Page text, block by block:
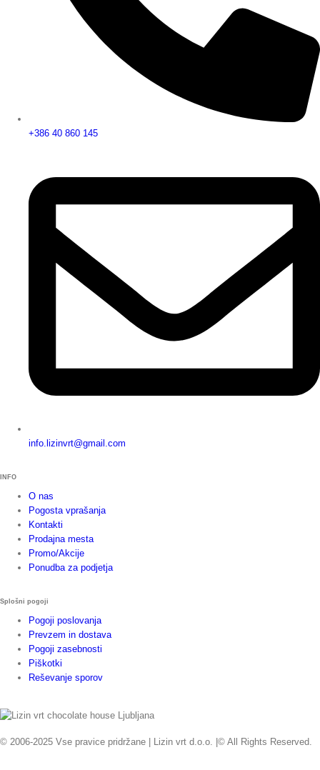
+386 40 860 145
info.lizinvrt@gmail.com
INFO
O nas
Pogosta vprašanja
Kontakti
Prodajna mesta
Promo/Akcije
Ponudba za podjetja
Splošni pogoji
Pogoji poslovanja
Prevzem in dostava
Pogoji zasebnosti
Piškotki
Reševanje sporov
© 2006-2025 Vse pravice pridržane | Lizin vrt d.o.o. |© All Rights Reserved.